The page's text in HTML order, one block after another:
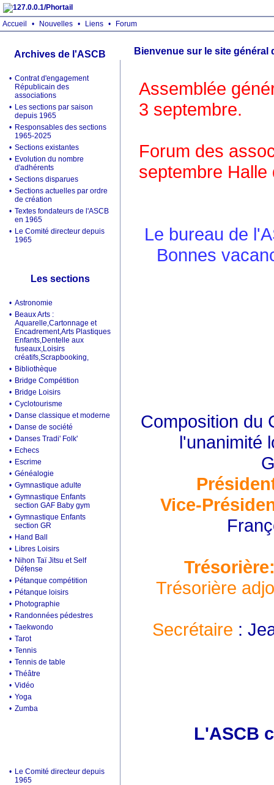
Accueil • Nouvelles • Liens • Forum
Archives de l'ASCB
• Contrat d'engagement
Républicain des
associations
• Les sections par saison
depuis 1965
• Responsables des sections
1965-2025
• Sections existantes
• Evolution du nombre
d'adhérents
• Sections disparues
• Sections actuelles par ordre
de création
• Textes fondateurs de l'ASCB
en 1965
• Le Comité directeur depuis
1965
Les sections
• Astronomie
• Beaux Arts :
Aquarelle,Cartonnage et
Encadrement,Arts Plastiques
Enfants,Dentelle aux
fuseaux,Loisirs
créatifs,Scrapbooking,
• Bibliothèque
• Bridge Compétition
• Bridge Loisirs
• Cyclotourisme
• Danse classique et moderne
• Danse de société
• Danses Tradi' Folk'
• Echecs
• Escrime
• Généalogie
• Gymnastique adulte
• Gymnastique Enfants
section GAF Baby gym
• Gymnastique Enfants
section GR
• Hand Ball
• Libres Loisirs
• Nihon Taï Jitsu et Self
Défense
• Pétanque compétition
• Pétanque loisirs
• Photographie
• Randonnées pédestres
• Taekwondo
• Tarot
• Tennis
• Tennis de table
• Théâtre
• Vidéo
• Yoga
• Zumba
• Le Comité directeur depuis
1965
Bienvenue sur le site général
Assemblée
3 septembre.
Forum des
septembre Halle
Le bureau de
Bonnes
Composition du
l'unanimité
Vice-
Trésorière
Secrétaire :
L'ASCB